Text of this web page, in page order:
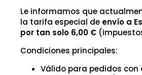
Le informamos que
la tarifa especial de envío a
por tan solo 6,00 €
Condiciones principales:
Válido para pedidos con